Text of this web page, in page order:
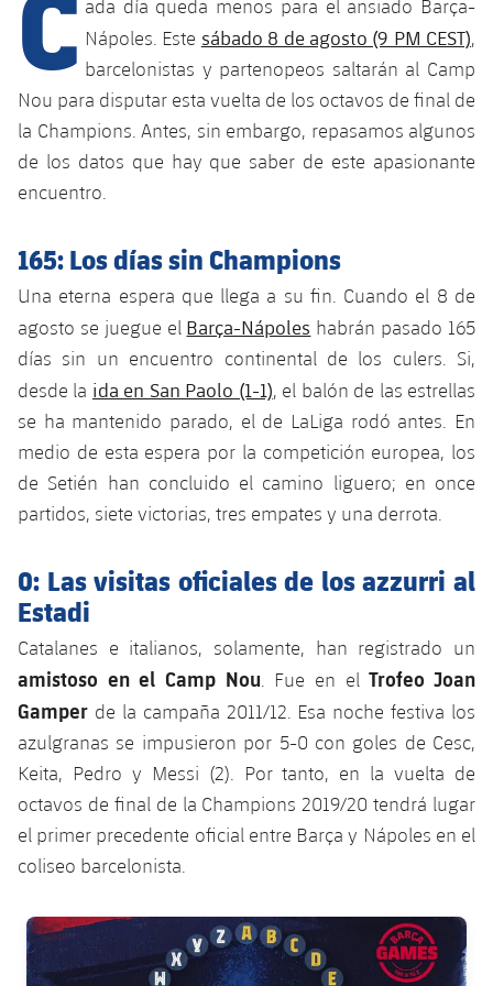
plusicon
más
Instalaciones
Spotify Camp Nou
Palau Blaugrana
Estadi Johan Cruyff
Barça Cafe
Ciutat Esportiva
La Masia
plusicon
más
Servicios
Servicios Médicos
plusicon
más
Acreditaciones
Instalaciones
SUB13
SUB12
SUB11 A
SUB10 A
SUB10 B
SUB9 A
SUB9 B
SUB8 A
SUB13 B
SUB12 C
SUB11 C
Entradas
Gameday Shows
Resultados
Fotos
Historia
Palmarés
Base
Barça Atlètic
Junior
Cadete A
Infantil B
Mini
Campus Verano
PLUSICON
Primer Equipo
plusicon
más
Entradas
Clasificaciones
Jugadores
Fotos
Historia
Palmarés
Barça Atlètic
plusicon
más
Actualidad
Calendario
Resultados
Clasificaciones
Jugadores
Fotos
plusicon
más
Actualidad
Juvenil
Cadete A
Cadete B
Infantil A
Infantil B
PLUSICON
MÁS
Primer equipo
Actualidad
Calendario
Resultados
Clasificaciones
Jugadors
Fotos
Palmarés
Historia
Barça Atlètic
Actualidad
Resultados
Jugadores
Clasificaciones
Base
Juvenil
Cadete
Infantil
Alevín
PLUSICON
MÁS
plusicon
más
Actualidad
Calendario
Entradas
Clasificaciones
Barça Atlètic
plusicon
más
Actualidad
Calendario
Base
plusicon
más
Actualidad
Junior
Campus Verano
PLUSICON
MÁS
Información general
plusicon
más
ada día queda menos para el ansiado Barça-
Nápoles. Este sábado 8 de agosto (9 PM CEST),
barcelonistas y partenopeos saltarán al Camp
Nou para disputar esta vuelta de los octavos de final de
la Champions. Antes, sin embargo, repasamos algunos
de los datos que hay que saber de este apasionante
encuentro.
165: Los días sin Champions
Una eterna espera que llega a su fin. Cuando el 8 de
agosto se juegue el Barça-Nápoles habrán pasado 165
días sin un encuentro continental de los culers. Si,
desde la ida en San Paolo (1-1), el balón de las estrellas
se ha mantenido parado, el de LaLiga rodó antes. En
medio de esta espera por la competición europea, los
de Setién han concluido el camino liguero; en once
partidos, siete victorias, tres empates y una derrota.
0: Las visitas oficiales de los azzurri al
Estadi
Catalanes e italianos, solamente, han registrado un
amistoso en el Camp Nou . Fue en elTrofeo Joan
Gamper de la campaña 2011/12. Esa noche festiva los
azulgranas se impusieron por 5-0 con goles de Cesc,
Keita, Pedro y Messi (2). Por tanto, en la vuelta de
octavos de final de la Champions 2019/20 tendrá lugar
el primer precedente oficial entre Barça y Nápoles en el
coliseo barcelonista.
FC Barcelona club badge